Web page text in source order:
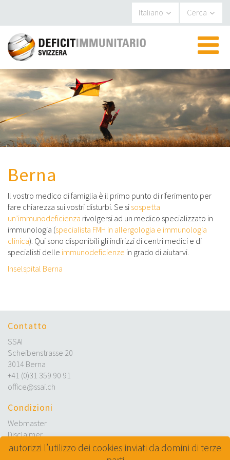
Italiano Cerca
▼
Berna
Il vostro medico di famiglia è il primo punto di riferimento per
fare chiarezza sui vostri disturbi. Se si sospetta
un’immunodeficienza rivolgersi ad un medico specializzato in
immunologia (specialista FMH in allergologia e immunologia
clinica). Qui sono disponibili gli indirizzi di centri medici e di
specialisti delle immunodeficienze in grado di aiutarvi.
Inselspital Berna
Contatto
SSAI
Scheibenstrasse 20
3014 Berna
+41 (0)31 359 90 91
office@ssai.ch
Condizioni
Webmaster
Disclaimer
Garanzia della qualità
autorizzi l’utilizzo dei cookies inviati da domini di terze